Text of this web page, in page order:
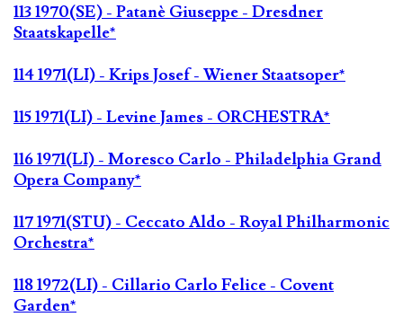
113 1970(SE) - Patanè Giuseppe - Dresdner
Staatskapelle*
114 1971(LI) - Krips Josef - Wiener Staatsoper*
115 1971(LI) - Levine James - ORCHESTRA*
116 1971(LI) - Moresco Carlo - Philadelphia Grand
Opera Company*
117 1971(STU) - Ceccato Aldo - Royal Philharmonic
Orchestra*
118 1972(LI) - Cillario Carlo Felice - Covent
Garden*